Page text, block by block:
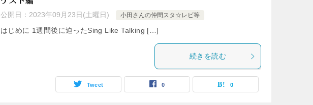
公開日： 2023年09月23日(土曜日) 小田さんの仲間スタ☆レビ等
はじめに 1週間後に迫ったSing Like Talking […]
続きを読む
Tweet 0 0